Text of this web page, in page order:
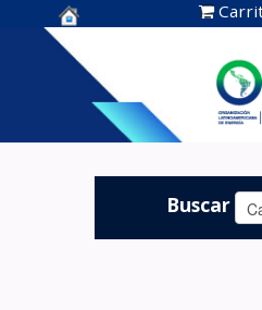
Centro de
Documentación
OLADE -
Buscar